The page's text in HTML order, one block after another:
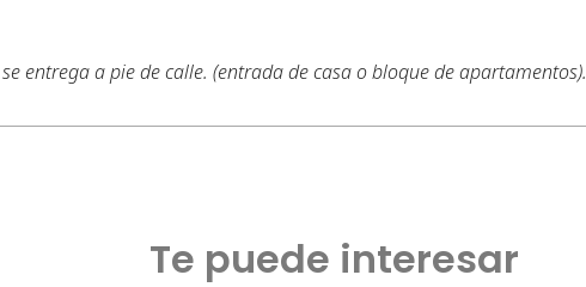
se entrega a pie de calle. (entrada de casa o bloque de apartamentos).
Te puede interesar